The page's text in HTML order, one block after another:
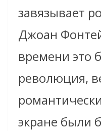
завязывает
Джоан
времени это
революция,
экране были